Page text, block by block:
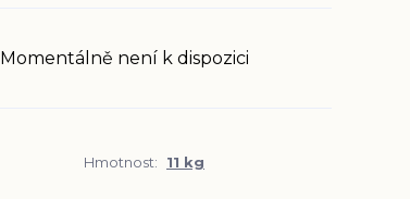
Momentálně není k dispozici
Hmotnost:
11 kg